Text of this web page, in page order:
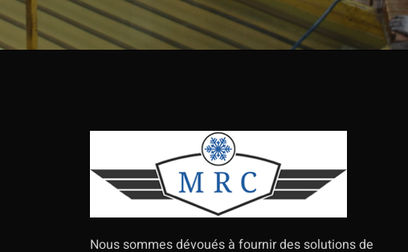
Nous sommes dévoués à fournir des solutions de